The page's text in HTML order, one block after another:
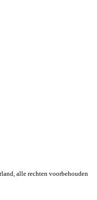
alle rechten voorbehouden